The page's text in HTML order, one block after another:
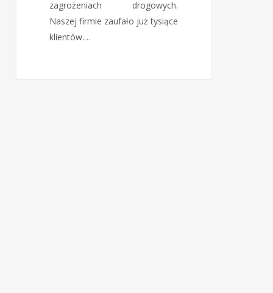
zagrożeniach drogowych.
Naszej firmie zaufało już tysiące
klientów.…